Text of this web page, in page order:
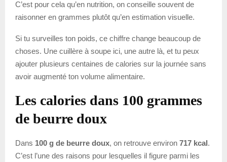
C’est pour cela qu’en nutrition, on conseille souvent de
raisonner en grammes plutôt qu’en estimation visuelle.
Si tu surveilles ton poids, ce chiffre change beaucoup de
choses. Une cuillère à soupe ici, une autre là, et tu peux
ajouter plusieurs centaines de calories sur la journée sans
avoir augmenté ton volume alimentaire.
Les calories dans 100 grammes
de beurre doux
Dans 100 g de beurre doux, on retrouve environ 717 kcal.
C’est l’une des raisons pour lesquelles il figure parmi les